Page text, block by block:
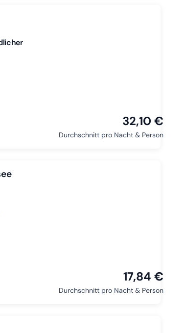
32,10 €
Durchschnitt pro Nacht & Person
17,84 €
Durchschnitt pro Nacht & Person